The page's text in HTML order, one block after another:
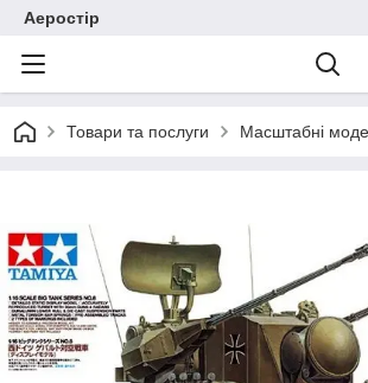
Аеростір
Товари та послуги Масштабні